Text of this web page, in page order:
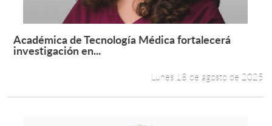
Leer más +
Académica de Tecnología Médica fortalecerá
investigación en...
Lunes 18 de agosto de 2025